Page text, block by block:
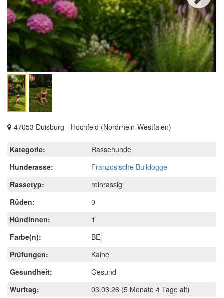
Next
47053 Duisburg - Hochfeld (Nordrhein-Westfalen)
Kategorie:
Rassehunde
Hunderasse:
Französische Bulldogge
Rassetyp:
reinrassig
Rüden:
0
Hündinnen:
1
Farbe(n):
BEj
Prüfungen:
Kaine
Gesundheit:
Gesund
Wurftag:
03.03.26 (5 Monate 4 Tage alt)